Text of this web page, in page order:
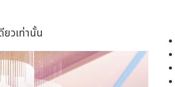
วเท่านั้น